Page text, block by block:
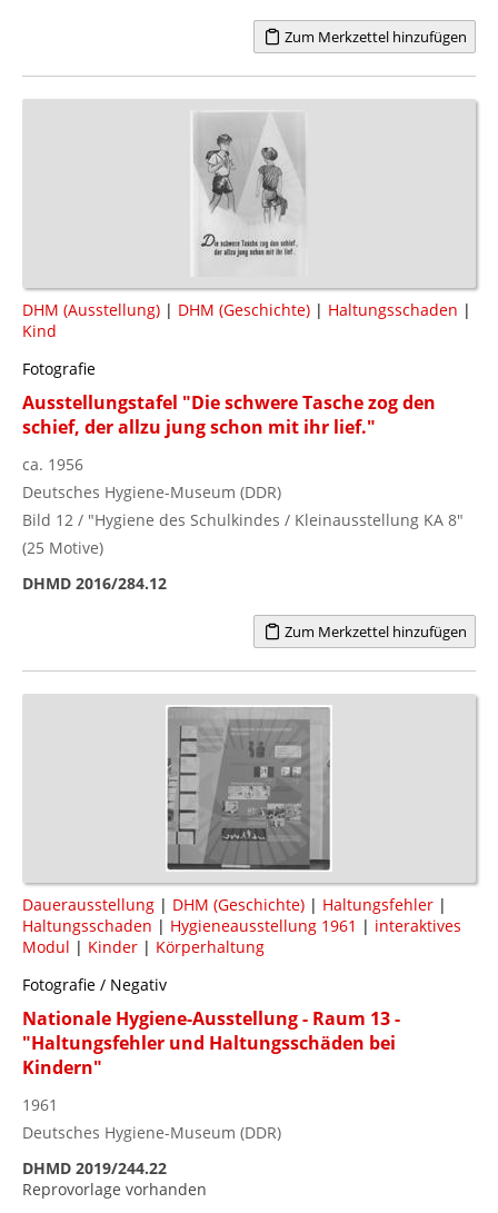
Zum Merkzettel hinzufügen
DHM (Ausstellung) | DHM (Geschichte) | Haltungsschaden |
Kind
Fotografie
Ausstellungstafel "Die schwere Tasche zog den
schief, der allzu jung schon mit ihr lief."
ca. 1956
Deutsches Hygiene-Museum (DDR)
Bild 12 / "Hygiene des Schulkindes / Kleinausstellung KA 8"
(25 Motive)
DHMD 2016/284.12
Zum Merkzettel hinzufügen
Dauerausstellung | DHM (Geschichte) | Haltungsfehler |
Haltungsschaden | Hygieneausstellung 1961 | interaktives
Modul | Kinder | Körperhaltung
Fotografie / Negativ
Nationale Hygiene-Ausstellung - Raum 13 -
"Haltungsfehler und Haltungsschäden bei
Kindern"
1961
Deutsches Hygiene-Museum (DDR)
DHMD 2019/244.22
Reprovorlage vorhanden